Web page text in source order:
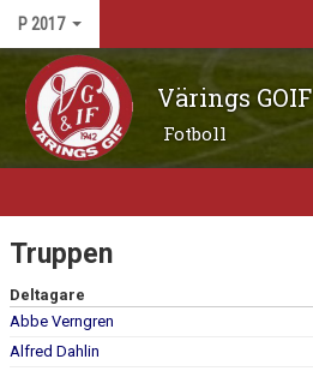
P 2017
Värings GOIF
Fotboll
HEM
NYHETER
KALENDER
Truppen
Deltagare
Abbe Verngren
Alfred Dahlin